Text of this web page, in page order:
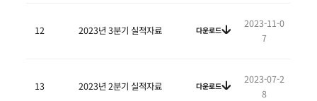
12 2023년 3분기 실적자료 다운로드
2023-11-0
7
13 2023년 2분기 실적자료 다운로드
2023-07-2
8